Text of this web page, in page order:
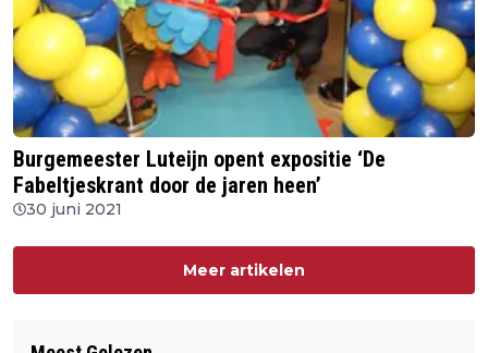
Burgemeester Luteijn opent expositie ‘De
Fabeltjeskrant door de jaren heen’
30 juni 2021
Meer artikelen